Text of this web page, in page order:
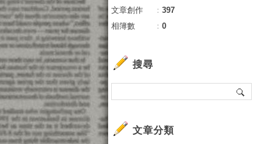
文章創作
： 397
相簿數
： 0
搜尋
文章分類